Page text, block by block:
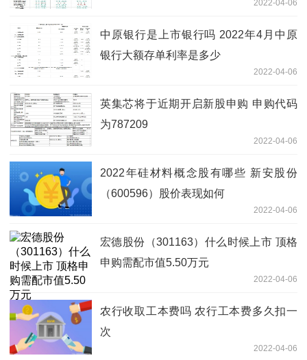
2022-04-06
中原银行是上市银行吗 2022年4月中原
银行大额存单利率是多少
2022-04-06
英集芯将于近期开启新股申购 申购代码
为787209
2022-04-06
2022年硅材料概念股有哪些 新安股份
（600596）股价表现如何
2022-04-06
宏德股份（301163）什么时候上市 顶格
申购需配市值5.50万元
2022-04-06
农行收取工本费吗 农行工本费多久扣一
次
2022-04-06